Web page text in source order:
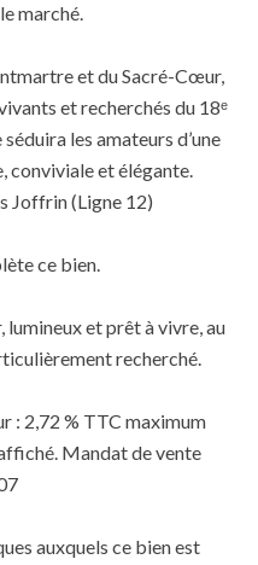
marché.
et du Sacré-Cœur,
et recherchés du 18ᵉ
les amateurs d’une
conviviale et élégante.
Joffrin (Ligne 12)
ce bien.
et prêt à vivre, au
recherché.
: 2,72 % TTC maximum
Mandat de vente
auxquels ce bien est